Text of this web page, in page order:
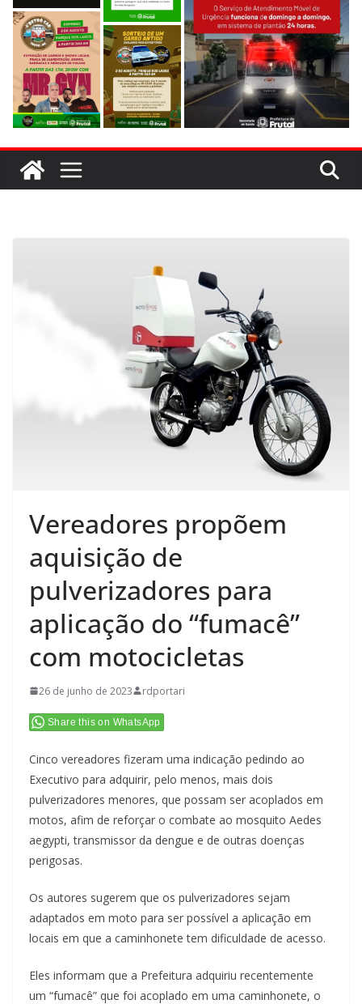
Vereadores propõem
aquisição de
pulverizadores para
aplicação do “fumacê”
com motocicletas
26 de junho de 2023 rdportari
Share this on WhatsApp
Cinco vereadores fizeram uma indicação pedindo ao
Executivo para adquirir, pelo menos, mais dois
pulverizadores menores, que possam ser acoplados em
motos, afim de reforçar o combate ao mosquito Aedes
aegypti, transmissor da dengue e de outras doenças
perigosas.
Os autores sugerem que os pulverizadores sejam
adaptados em moto para ser possível a aplicação em
locais em que a caminhonete tem dificuldade de acesso.
Eles informam que a Prefeitura adquiriu recentemente
um “fumacê” que foi acoplado em uma caminhonete, o